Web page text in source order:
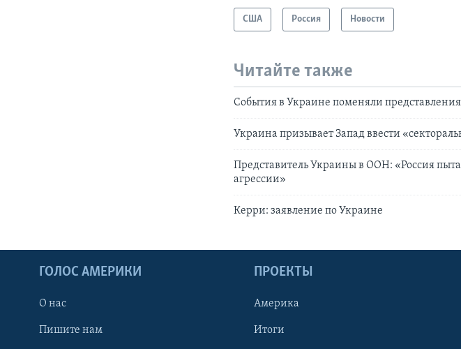
США Россия Новости
Читайте также
События в Украине поменяли
Украина призывает Запад ввести
Представитель Украины в ООН: «Россия
агрессии»
Керри: заявление по Украине
ГОЛОС АМЕРИКИ
О нас
Пишите нам
ПРОЕКТЫ
Америка
Итоги